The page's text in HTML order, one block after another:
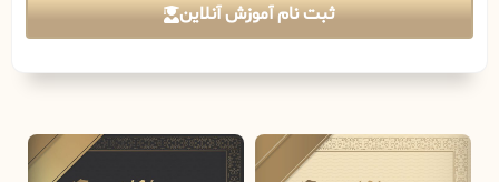
ثبت نام آموزش آنلاین